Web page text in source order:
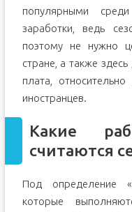
популярными
заработки, ведь
поэтому не нужно
стране, а также
плата,
иностранцев.
Какие
считаются
Под определение
которые